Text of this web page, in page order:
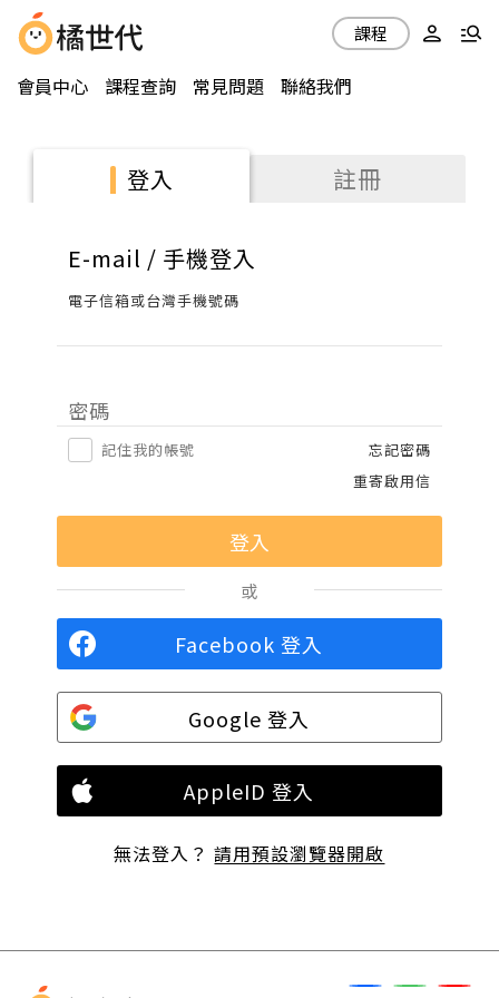
會員中心 課程查詢 常見問題 聯絡我們
課程
登入 註冊
E-mail / 手機登入
電子信箱或台灣手機號碼
密碼
記住我的帳號
忘記密碼
重寄啟用信
或
Facebook 登入
Google 登入
AppleID 登入
無法登入？請用預設瀏覽器開啟